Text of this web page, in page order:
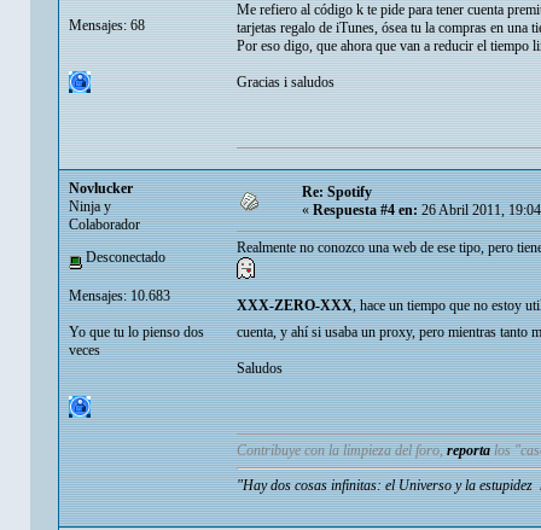
Mensajes: 68
Me refiero al código k te pide para tener cuenta
tarjetas regalo de iTunes, ósea tu la compras en una
Por eso digo, que ahora que van a reducir el tiempo
Gracias i saludos
Novlucker
Ninja y
Colaborador
Desconectado
Mensajes: 10.683
Yo que tu lo pienso dos
veces
Re: Spotify
«Respuesta #4 en:26 Abril 2011,
Realmente no conozco una web de ese tipo, pero
XXX-ZERO-XXX, hace un tiempo que no estoy
cuenta, y ahí si usaba un proxy, pero mientras tanto
Saludos
Contribuye con la limpieza del foro,reportalos
"Hay dos cosas infinitas: el Universo y la